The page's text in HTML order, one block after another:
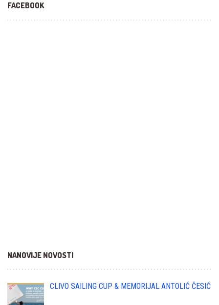
FACEBOOK
NANOVIJE NOVOSTI
CLIVO SAILING CUP & MEMORIJAL ANTOLIĆ ČESIĆ